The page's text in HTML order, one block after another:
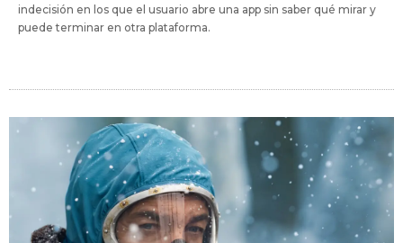
indecisión en los que el usuario abre una app sin saber qué mirar y
puede terminar en otra plataforma.